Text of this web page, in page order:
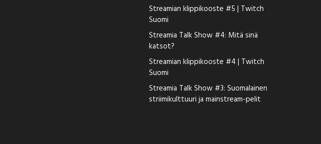
Streamian klippikooste #5 | Twitch
Suomi
Streamia Talk Show #4: Mitä sinä
katsot?
Streamian klippikooste #4 | Twitch
Suomi
Streamia Talk Show #3: Suomalainen
striimikulttuuri ja mainstream-pelit